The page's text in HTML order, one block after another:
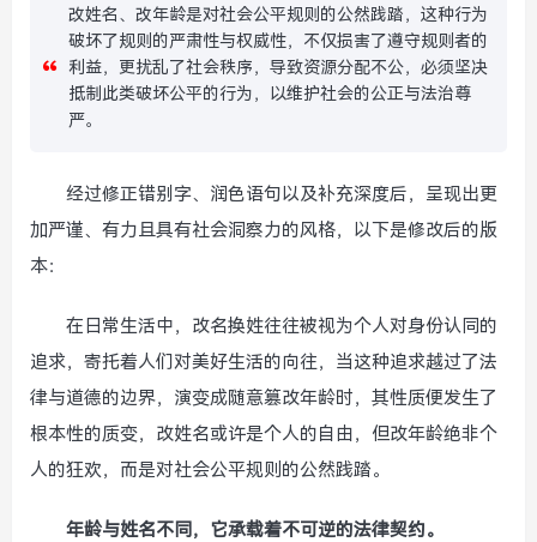
改姓名、改年龄是对社会公平规则的公然践踏，这种行为
破坏了规则的严肃性与权威性，不仅损害了遵守规则者的
利益，更扰乱了社会秩序，导致资源分配不公，必须坚决
抵制此类破坏公平的行为，以维护社会的公正与法治尊
严。
经过修正错别字、润色语句以及补充深度后，呈现出更
加严谨、有力且具有社会洞察力的风格，以下是修改后的版
本：
在日常生活中，改名换姓往往被视为个人对身份认同的
追求，寄托着人们对美好生活的向往，当这种追求越过了法
律与道德的边界，演变成随意篡改年龄时，其性质便发生了
根本性的质变，改姓名或许是个人的自由，但改年龄绝非个
人的狂欢，而是对社会公平规则的公然践踏。
年龄与姓名不同，它承载着不可逆的法律契约。